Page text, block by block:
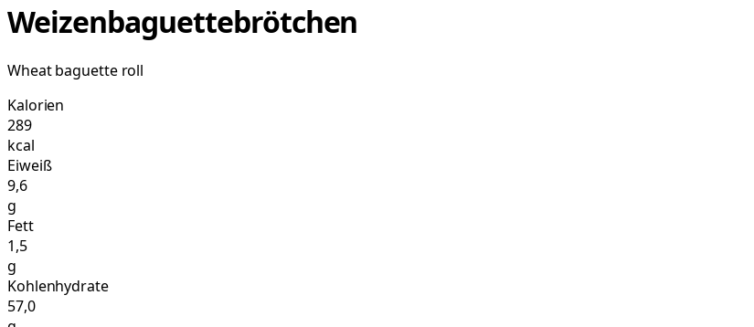
Weizenbaguettebrötchen
Wheat baguette roll
Kalorien
289
kcal
Eiweiß
9,6
g
Fett
1,5
g
Kohlenhydrate
57,0